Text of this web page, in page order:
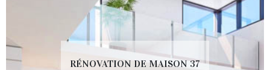
RÉNOVATION DE MAISON 37